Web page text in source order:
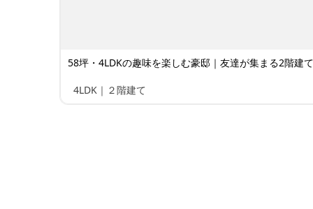
58坪・4LDKの趣味を楽しむ豪邸｜友達が集まる2階建
4LDK｜２階建て